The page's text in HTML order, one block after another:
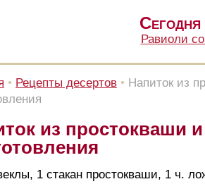
Сегодня
Равиоли
• Рецепты десертов • Напиток из
из простокваши
1 стакан простокваши, 1 ч.